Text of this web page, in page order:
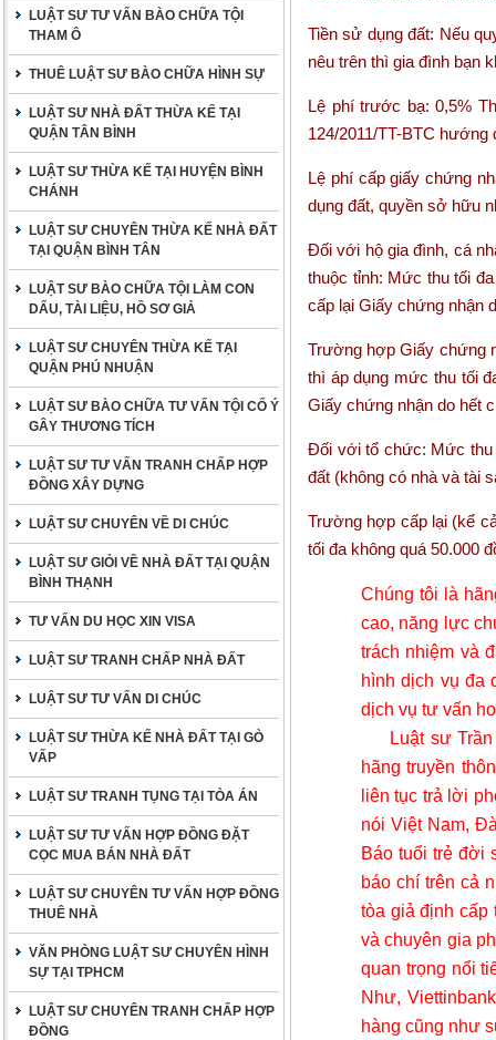
LUẬT SƯ TƯ VẤN BÀO CHỮA TỘI
THAM Ô
THUÊ LUẬT SƯ BÀO CHỮA HÌNH SỰ
LUẬT SƯ NHÀ ĐẤT THỪA KẾ TẠI
QUẬN TÂN BÌNH
LUẬT SƯ THỪA KẾ TẠI HUYỆN BÌNH
CHÁNH
LUẬT SƯ CHUYÊN THỪA KẾ NHÀ ĐẤT
TẠI QUẬN BÌNH TÂN
LUẬT SƯ BÀO CHỮA TỘI LÀM CON
DẤU, TÀI LIỆU, HỒ SƠ GIẢ
LUẬT SƯ CHUYÊN THỪA KẾ TẠI
QUẬN PHÚ NHUẬN
LUẬT SƯ BÀO CHỮA TƯ VẤN TỘI CỐ Ý
GÂY THƯƠNG TÍCH
LUẬT SƯ TƯ VẤN TRANH CHẤP HỢP
ĐỒNG XÂY DỰNG
LUẬT SƯ CHUYÊN VỀ DI CHÚC
LUẬT SƯ GIỎI VỀ NHÀ ĐẤT TẠI QUẬN
BÌNH THẠNH
TƯ VẤN DU HỌC XIN VISA
LUẬT SƯ TRANH CHẤP NHÀ ĐẤT
LUẬT SƯ TƯ VẤN DI CHÚC
LUẬT SƯ THỪA KẾ NHÀ ĐẤT TẠI GÒ
VẤP
LUẬT SƯ TRANH TỤNG TẠI TÒA ÁN
LUẬT SƯ TƯ VẤN HỢP ĐỒNG ĐẶT
CỌC MUA BÁN NHÀ ĐẤT
LUẬT SƯ CHUYÊN TƯ VẤN HỢP ĐỒNG
THUÊ NHÀ
VĂN PHÒNG LUẬT SƯ CHUYÊN HÌNH
SỰ TẠI TPHCM
LUẬT SƯ CHUYÊN TRANH CHẤP HỢP
ĐỒNG
Tiền sử dụng đất: Nếu
nêu trên thì gia đình bạn
Lệ phí trước bạ: 0,5%
124/2011/TT-BTC hướng
Lệ phí cấp giấy chứng
dụng đất, quyền sở hữu
Đối với hộ gia đình, cá
thuộc tỉnh: Mức thu tối
cấp lại Giấy chứng nhận
Trường hợp Giấy chứng
thì áp dụng mức thu tối
Giấy chứng nhận do hết
Đối với tổ chức: Mức thu
đất (không có nhà và tài
Trường hợp cấp lại (kể
tối đa không quá 50.000
Chúng tôi là
cao, năng lực
trách nhiệm và
hình dịch vụ đa
dịch vụ tư vấn
Luật sư
hãng truyền
liên tục trả lời
nói Việt Nam,
Báo tuổi trẻ đời
báo chí trên cả
tòa giả định
và chuyên gia
quan trọng nổi
Như,
hàng cũng như